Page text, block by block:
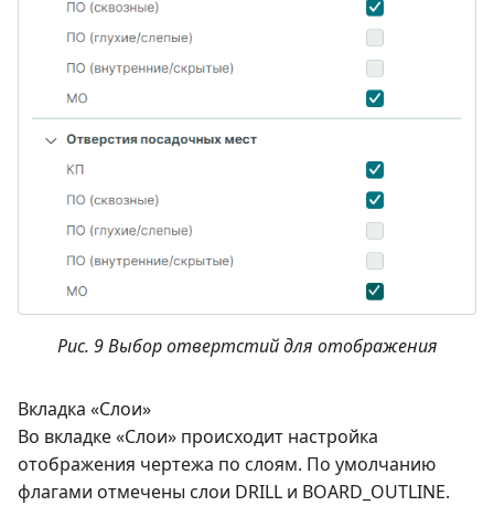
Рис. 9 Выбор отвертстий для отображения
Вкладка «Слои»
Во вкладке «Слои» происходит настройка
отображения чертежа по слоям. По умолчанию
флагами отмечены слои DRILL и BOARD_OUTLINE.